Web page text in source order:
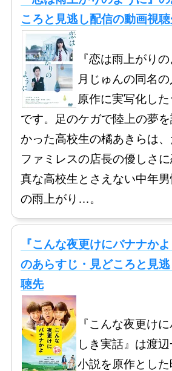
ころと見逃し配信の動画視
『恋は雨上がり
月じゅんの同名
原作に実写化し
です。足のケガで陸上の夢
かった高校生の橘あきらは
ファミレスの店長の優しさ
真な高校生とさえない中年
の雨上がり…。
『こんな夜更けにバナナか
のあらすじ・見どころと見
聴先
『こんな夜更け
しき実話』は渡
小説を原作とし